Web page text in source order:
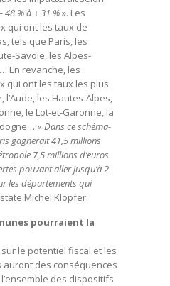
48 % à + 31 %». Les
qui ont les taux de
tels que Paris, les
Savoie, les Alpes-
En revanche, les
qui ont les taux les plus
l’Aude, les Hautes-Alpes,
le Lot-et-Garonne, la
« Dans ce schéma-
gagnerait 41,5 millions
7,5 millions d’euros
pouvant aller jusqu’à 2
les départements qui
Michel Klopfer.
pourraient la
le potentiel fiscal et les
des conséquences
des dispositifs